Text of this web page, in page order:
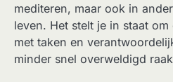
mediteren, maar ook in
leven. Het stelt je in staat
met taken en
minder snel overweldigd